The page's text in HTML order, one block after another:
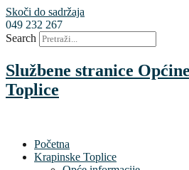
Skoči do sadržaja
049 232 267
Search
Službene stranice
Toplice
Početna
Krapinske Toplice